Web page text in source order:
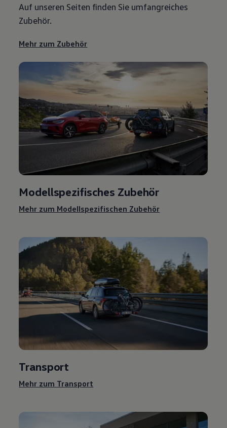
Auf unseren Seiten finden Sie umfangreiches
Zubehör.
Mehr zum Zubehör
Modellspezifisches Zubehör
Mehr zum Modellspezifischen Zubehör
Transport
Mehr zum Transport